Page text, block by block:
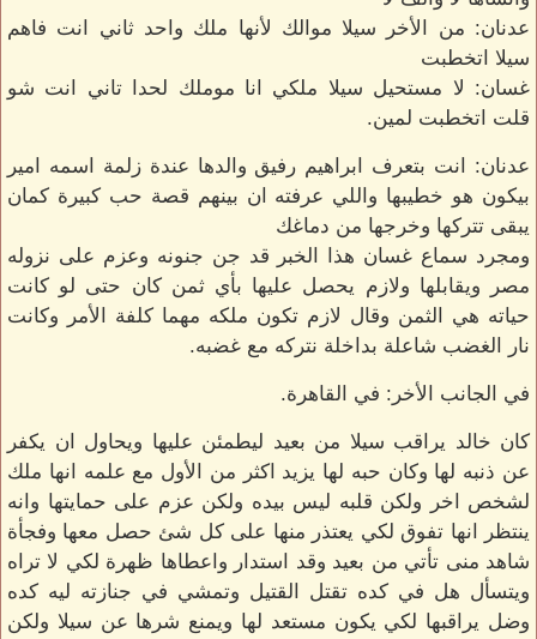
عدنان: من الأخر سيلا موالك لأنها ملك واحد ثاني انت فاهم
سيلا اتخطبت
غسان: لا مستحيل سيلا ملكي انا موملك لحدا تاني انت شو
قلت اتخطبت لمين.
عدنان: انت بتعرف ابراهيم رفيق والدها عندة زلمة اسمه امير
بيكون هو خطيبها واللي عرفته ان بينهم قصة حب كبيرة كمان
يبقى تتركها وخرجها من دماغك
ومجرد سماع غسان هذا الخبر قد جن جنونه وعزم على نزوله
مصر ويقابلها ولازم يحصل عليها بأي ثمن كان حتى لو كانت
حياته هي الثمن وقال لازم تكون ملكه مهما كلفة الأمر وكانت
نار الغضب شاعلة بداخلة نتركه مع غضبه.
في الجانب الأخر: في القاهرة.
كان خالد يراقب سيلا من بعيد ليطمئن عليها ويحاول ان يكفر
عن ذنبه لها وكان حبه لها يزيد اكثر من الأول مع علمه انها ملك
لشخص اخر ولكن قلبه ليس بيده ولكن عزم على حمايتها وانه
ينتظر انها تفوق لكي يعتذر منها على كل شئ حصل معها وفجأة
شاهد منى تأتي من بعيد وقد استدار واعطاها ظهرة لكي لا تراه
ويتسأل هل في كده تقتل القتيل وتمشي في جنازته ليه كده
وضل يراقبها لكي يكون مستعد لها ويمنع شرها عن سيلا ولكن